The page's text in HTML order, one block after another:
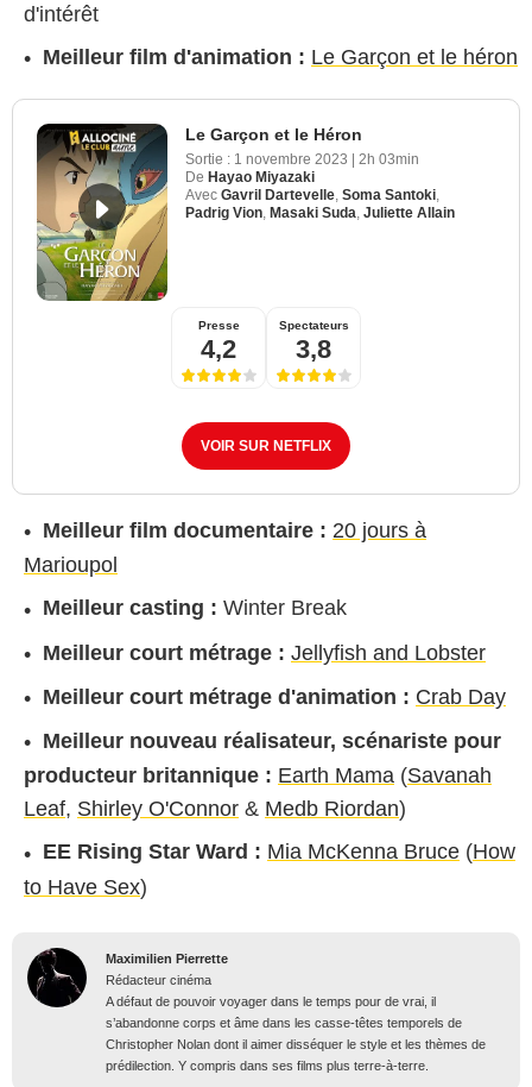
d'intérêt
Meilleur film d'animation : Le Garçon et le héron
Le Garçon et le Héron
Sortie : 1 novembre 2023
2h 03min
De Hayao Miyazaki
Avec Gavril Dartevelle, Soma Santoki,
Padrig Vion, Masaki Suda, Juliette Allain
Presse
4,2
Spectateurs
3,8
VOIR SUR NETFLIX
Meilleur film documentaire : 20 jours à
Marioupol
Meilleur casting : Winter Break
Meilleur court métrage : Jellyfish and Lobster
Meilleur court métrage d'animation : Crab Day
Meilleur nouveau réalisateur, scénariste pour
producteur britannique : Earth Mama (Savanah
Leaf, Shirley O'Connor & Medb Riordan)
EE Rising Star Ward : Mia McKenna Bruce (How
to Have Sex)
Maximilien Pierrette
Rédacteur cinéma
A défaut de pouvoir voyager dans le temps pour de vrai, il
s’abandonne corps et âme dans les casse-têtes temporels de
Christopher Nolan dont il aimer disséquer le style et les thèmes de
prédilection. Y compris dans ses films plus terre-à-terre.